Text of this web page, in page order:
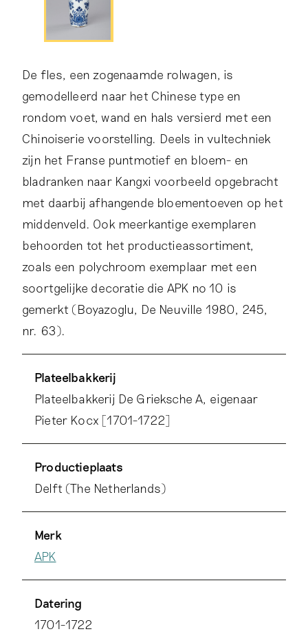
De fles, een zogenaamde rolwagen, is
gemodelleerd naar het Chinese type en
rondom voet, wand en hals versierd met een
Chinoiserie voorstelling. Deels in vultechniek
zijn het Franse puntmotief en bloem- en
bladranken naar Kangxi voorbeeld opgebracht
met daarbij afhangende bloementoeven op het
middenveld. Ook meerkantige exemplaren
behoorden tot het productieassortiment,
zoals een polychroom exemplaar met een
soortgelijke decoratie die APK no 10 is
gemerkt (Boyazoglu, De Neuville 1980, 245,
nr. 63).
combinatie met het fabrieksmerk APK treffen
we onder meer aan op flessen en een kan
(objectnrs. 0400335, 0400334 en
0400373).
Plateelbakkerij
Plateelbakkerij De Grieksche A, eigenaar
Pieter Kocx [1701-1722]
Productieplaats
Delft (The Netherlands)
Merk
APK
Datering
1701-1722